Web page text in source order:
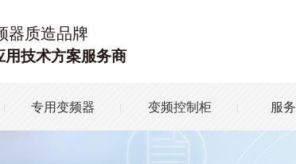
器质造品牌
用技术方案服务商
专用变频器 变频控制柜 服